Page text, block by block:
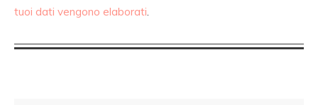
tuoi dati vengono elaborati.